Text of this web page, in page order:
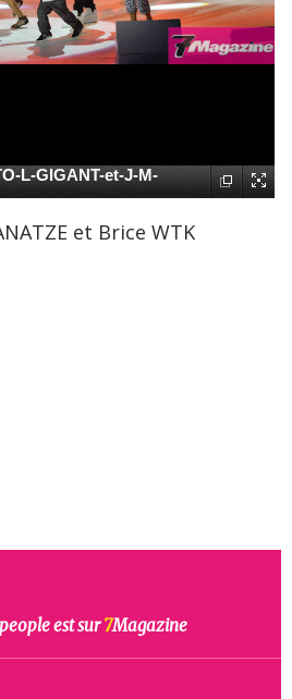
L-GIGANT-et-J-M-
et Brice WTK
est sur7Magazine